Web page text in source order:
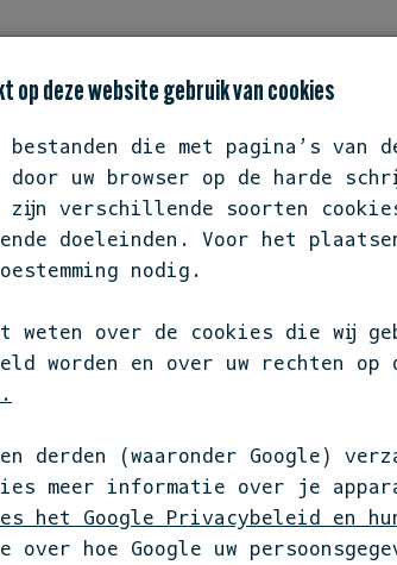
BIODIVERSITEIT OP JE
op deze website gebruik van cookies
die met pagina’s van
door uw browser op de harde
zijn verschillende soorten
doeleinden. Voor het
nodig.
weten over de cookies die wij
worden en over uw rechten
derden (waaronder Google)
meer informatie over je
het Google Privacybeleid en
over hoe Google uw